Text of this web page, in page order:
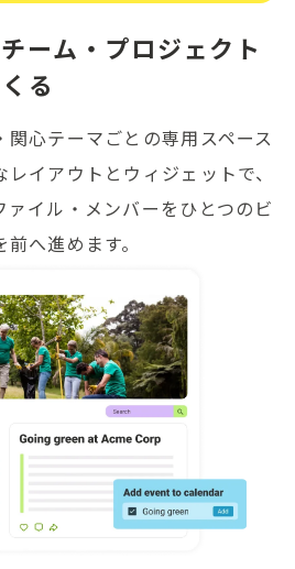
ーム・プロジェクト
る
心テーマごとの専用スペース
イアウトとウィジェットで、
イル・メンバーをひとつのビ
へ進めます。